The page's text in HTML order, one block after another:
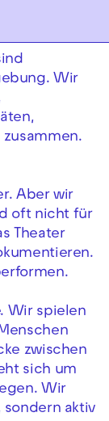
springen
Wir
Aber wir
oft nicht für
Theater
Wir spielen
zwischen
sich um
Wir
aktiv